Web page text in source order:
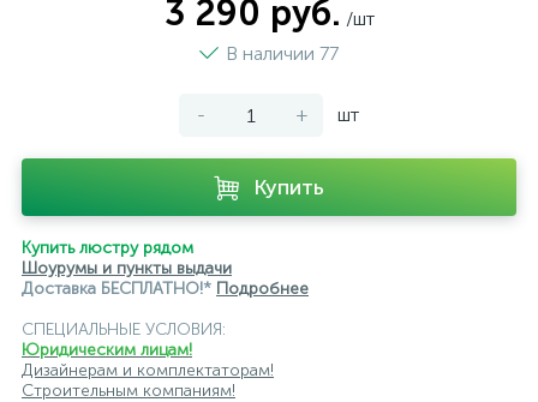
3 290 руб. /шт
В наличии 77
- + шт
Купить
Купить люстру рядом
Шоурумы и пункты выдачи
Доставка БЕСПЛАТНО!* Подробнее
СПЕЦИАЛЬНЫЕ УСЛОВИЯ:
Юридическим лицам!
Дизайнерам и комплектаторам!
Строительным компаниям!